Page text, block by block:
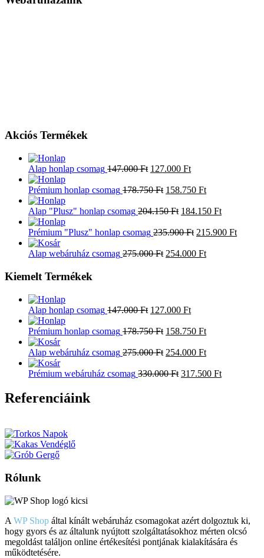
Akciós Termékek
Alap honlap csomag 147.000Ft 127.000 Ft
Prémium honlap csomag 178.750Ft 158.750 Ft
Alap "Plusz" honlap csomag 204.150Ft 184.150 Ft
Prémium "Plusz" honlap csomag 235.900Ft 215.900 Ft
Alap webáruház csomag 275.000Ft 254.000 Ft
Kiemelt Termékek
Alap honlap csomag 147.000Ft 127.000 Ft
Prémium honlap csomag 178.750Ft 158.750 Ft
Alap webáruház csomag 275.000Ft 254.000 Ft
Prémium webáruház csomag 330.000Ft 317.500 Ft
Referenciáink
Rólunk
A WP Shop által kínált webáruház csomagokat azért dolgoztuk ki,
hogy gyors és az általunk nyújtott szolgáltatásokhoz mérten olcsó
megoldást találjon online értékesítési pontjának kialakítására és
működtetésére.